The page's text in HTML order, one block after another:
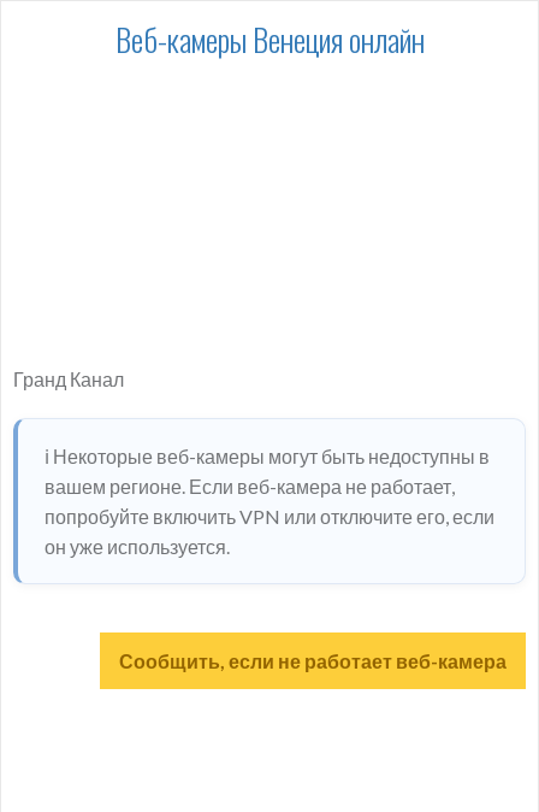
Веб-камеры Венеция онлайн
Гранд Канал
ℹ️ Некоторые веб-камеры могут быть недоступны в
вашем регионе. Если веб-камера не работает,
попробуйте включить VPN или отключите его, если
он уже используется.
Сообщить, если не работает веб-камера